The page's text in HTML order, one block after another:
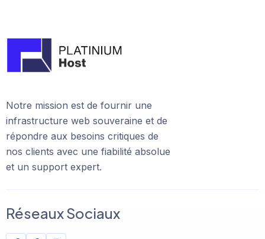
Notre mission est de fournir une
infrastructure web souveraine et de
répondre aux besoins critiques de
nos clients avec une fiabilité absolue
et un support expert.
Réseaux Sociaux